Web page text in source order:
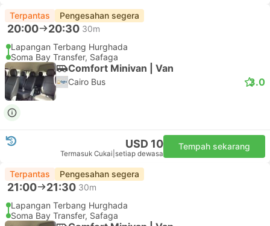
Terpantas Pengesahan segera
20:00 20:30 30m
Lapangan Terbang Hurghada
Soma Bay Transfer, Safaga
Comfort Minivan | Van
Cairo Bus 3.0
USD 10
Termasuk Cukai setiap dewasa
Tempah sekarang
Terpantas Pengesahan segera
21:00 21:30 30m
Lapangan Terbang Hurghada
Soma Bay Transfer, Safaga